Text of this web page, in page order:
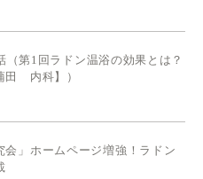
第1回ラドン温浴の効果とは？
田 内科】）
会」ホームページ増強！ラドン